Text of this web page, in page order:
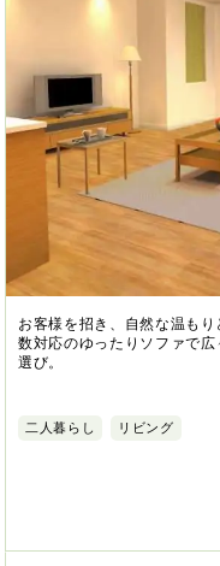
お客様を招き、自然な温も
数対応のゆったりソファで
選び。
二人暮らし リビング